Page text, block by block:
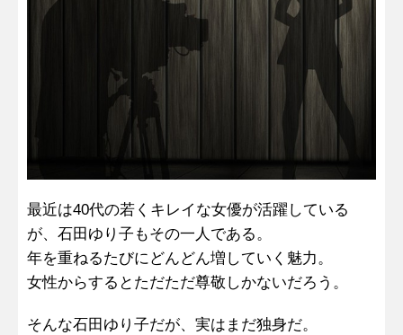
最近は40代の若くキレイな女優が活躍している
が、石田ゆり子もその一人である。
年を重ねるたびにどんどん増していく魅力。
女性からするとただただ尊敬しかないだろう。
そんな石田ゆり子だが、実はまだ独身だ。